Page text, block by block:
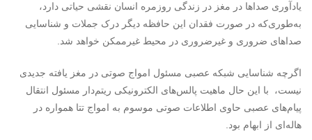
یادآوری صداها در مغز در زندگی روزمره انسان نقشی حیاتی دارد،
به‌طوری‌که در صورت فقدان این حافظه دیگر درک جملات و شناسایی
صداهای ضروری و غیرضروری در محیط غیرممکن خواهد شد.
اگرچه شناسایی شبکه عصبی مسئول امواج صوتی در مغز یافته جدیدی
نیست، با این حال ماهیت پالس‌های الکترونیکی ریتم‌دار مسئول انتقال
پیام‌های عصبی حاوی اطلاعات صوتی موسوم به امواج تتا همواره در
هاله‌ای از ابهام بود.